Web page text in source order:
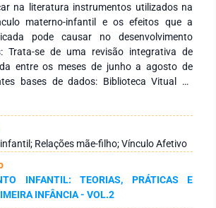
na literatura instrumentos utilizados na
materno-infantil e os efeitos que a
pode causar no desenvolvimento
Trata-se de uma revisão integrativa de
entre os meses de junho a agosto de
bases de dados: Biblioteca Vitual de
e Web of Science. Foram incluídos
íntegra e que possibilitaram responder à
publicados no período de 2019 a 2024.
artigos foi adotada a criação de planilhas
Excel, para a organização,
dos resultados, os quais
a elaboração categorias. Resultados:
Relações mãe-filho; Vínculo Afetivo
INFANTIL: TEORIAS, PRÁTICAS E
INFÂNCIA - VOL.2